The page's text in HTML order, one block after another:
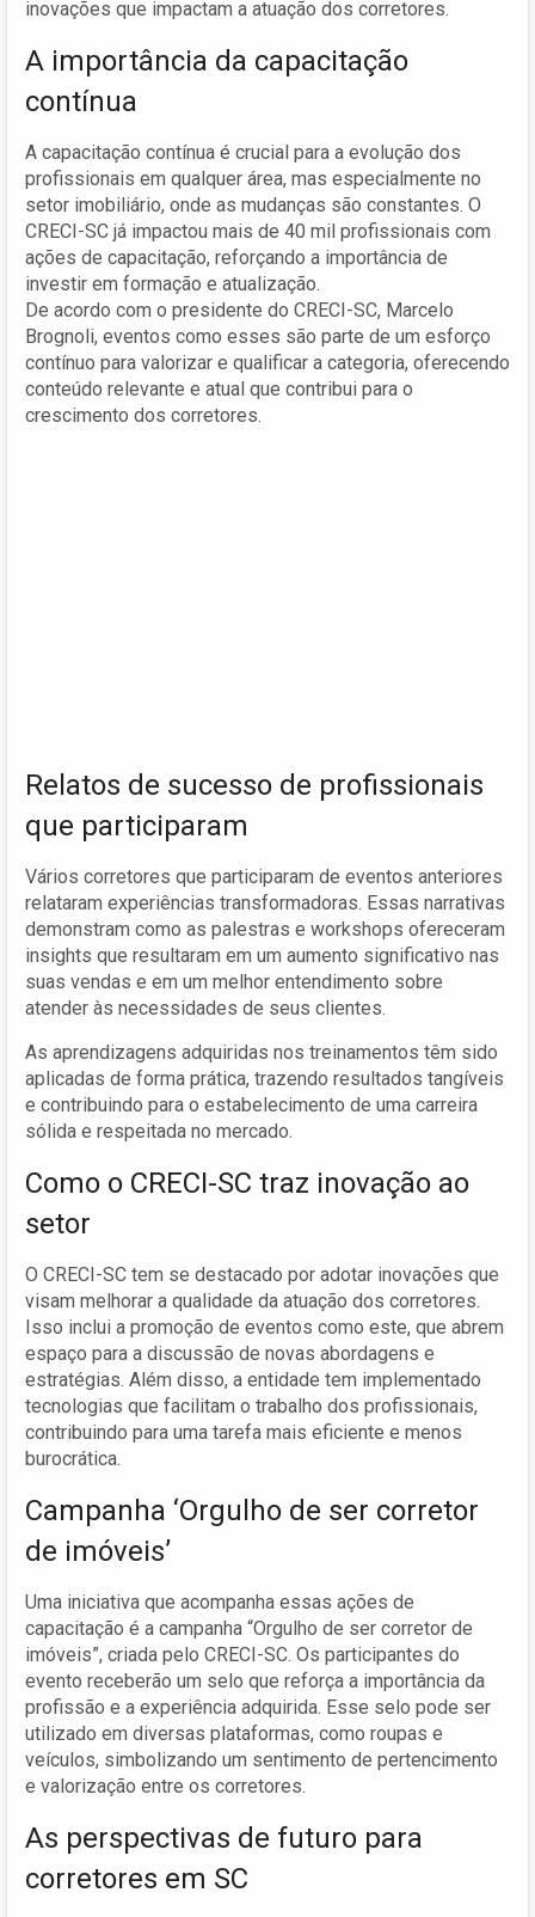
inovações que impactam a atuação dos corretores.
A importância da capacitação
contínua
A capacitação contínua é crucial para a evolução dos
profissionais em qualquer área, mas especialmente no
setor imobiliário, onde as mudanças são constantes. O
CRECI-SC já impactou mais de 40 mil profissionais com
ações de capacitação, reforçando a importância de
investir em formação e atualização.
De acordo com o presidente do CRECI-SC, Marcelo
Brognoli, eventos como esses são parte de um esforço
contínuo para valorizar e qualificar a categoria, oferecendo
conteúdo relevante e atual que contribui para o
crescimento dos corretores.
Relatos de sucesso de profissionais
que participaram
Vários corretores que participaram de eventos anteriores
relataram experiências transformadoras. Essas narrativas
demonstram como as palestras e workshops ofereceram
insights que resultaram em um aumento significativo nas
suas vendas e em um melhor entendimento sobre
atender às necessidades de seus clientes.
As aprendizagens adquiridas nos treinamentos têm sido
aplicadas de forma prática, trazendo resultados tangíveis
e contribuindo para o estabelecimento de uma carreira
sólida e respeitada no mercado.
Como o CRECI-SC traz inovação ao
setor
O CRECI-SC tem se destacado por adotar inovações que
visam melhorar a qualidade da atuação dos corretores.
Isso inclui a promoção de eventos como este, que abrem
espaço para a discussão de novas abordagens e
estratégias. Além disso, a entidade tem implementado
tecnologias que facilitam o trabalho dos profissionais,
contribuindo para uma tarefa mais eficiente e menos
burocrática.
Campanha ‘Orgulho de ser corretor
de imóveis’
Uma iniciativa que acompanha essas ações de
capacitação é a campanha “Orgulho de ser corretor de
imóveis”, criada pelo CRECI-SC. Os participantes do
evento receberão um selo que reforça a importância da
profissão e a experiência adquirida. Esse selo pode ser
utilizado em diversas plataformas, como roupas e
veículos, simbolizando um sentimento de pertencimento
e valorização entre os corretores.
As perspectivas de futuro para
corretores em SC